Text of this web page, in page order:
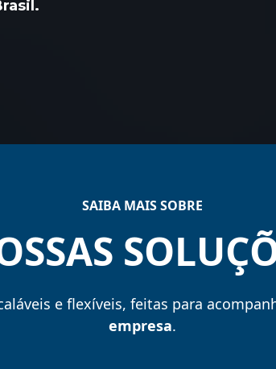
SAIBA MAIS SOBRE
e flexíveis, feitas para
empresa.